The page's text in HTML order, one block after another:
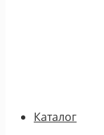
Каталог